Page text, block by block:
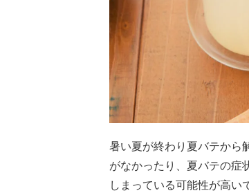
暑い夏が終わり夏バテから
がなかったり、夏バテの
しまっている可能性が高い